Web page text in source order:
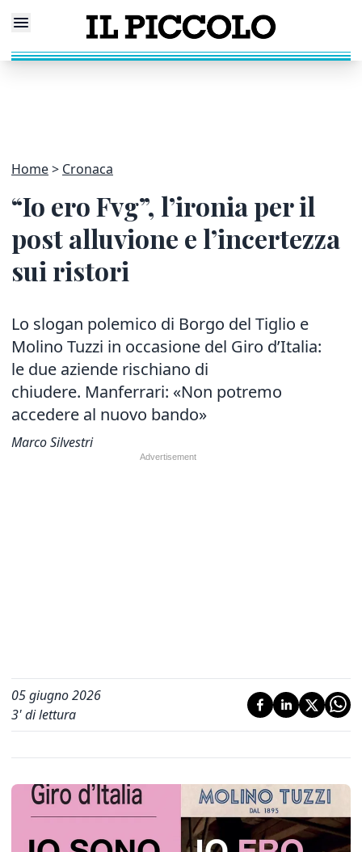
Home Cronaca
“Io ero Fvg”, l’ironia per il
post alluvione e l’incertezza
sui ristori
Lo slogan polemico di Borgo del Tiglio e
Molino Tuzzi in occasione del Giro d’Italia:
le due aziende rischiano di
chiudere. Manferrari: «Non potremo
accedere al nuovo bando»
Marco Silvestri
05 giugno 2026
3' di lettura